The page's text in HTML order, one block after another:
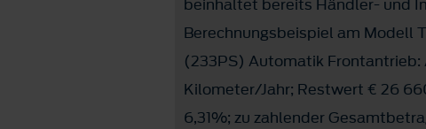
beinhaltet bereits Händler- und
Berechnungsbeispiel am Modell
(233PS) Automatik
Kilometer/Jahr; Restwert € 26
6,31%; zu zahlender